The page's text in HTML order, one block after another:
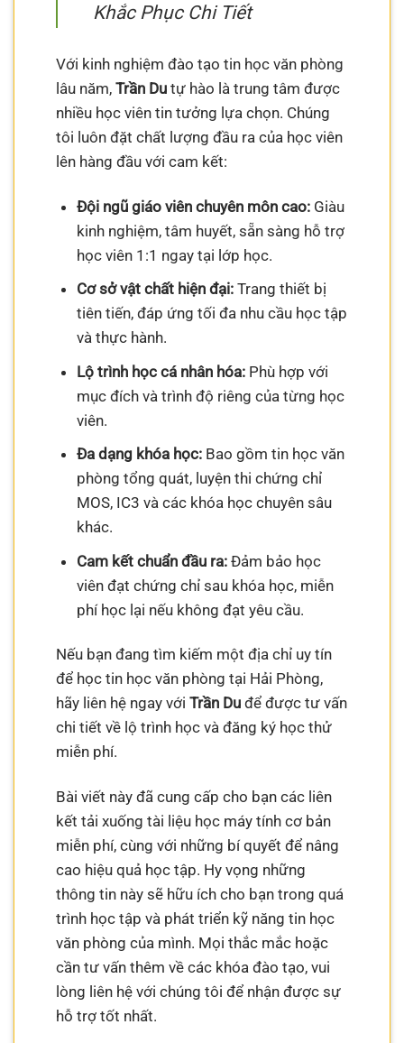
Khắc Phục Chi Tiết
Với kinh nghiệm đào tạo tin học văn phòng
lâu năm,Trần Du tự hào là trung tâm được
nhiều học viên tin tưởng lựa chọn. Chúng
tôi luôn đặt chất lượng đầu ra của học viên
lên hàng đầu với cam kết:
Đội ngũ giáo viên chuyên môn cao:Giàu
kinh nghiệm, tâm huyết, sẵn sàng hỗ trợ
học viên 1:1 ngay tại lớp học.
Cơ sở vật chất hiện đại:Trang thiết bị
tiên tiến, đáp ứng tối đa nhu cầu học tập
và thực hành.
Lộ trình học cá nhân hóa:Phù hợp với
mục đích và trình độ riêng của từng học
viên.
Đa dạng khóa học:Bao gồm tin học văn
phòng tổng quát, luyện thi chứng chỉ
MOS, IC3 và các khóa học chuyên sâu
khác.
Cam kết chuẩn đầu ra:Đảm bảo học
viên đạt chứng chỉ sau khóa học, miễn
phí học lại nếu không đạt yêu cầu.
Nếu bạn đang tìm kiếm một địa chỉ uy tín
để học tin học văn phòng tại Hải Phòng,
hãy liên hệ ngay vớiTrần Du để được tư vấn
chi tiết về lộ trình học và đăng ký học thử
miễn phí.
Bài viết này đã cung cấp cho bạn các liên
kết tải xuống tài liệu học máy tính cơ bản
miễn phí, cùng với những bí quyết để nâng
cao hiệu quả học tập. Hy vọng những
thông tin này sẽ hữu ích cho bạn trong quá
trình học tập và phát triển kỹ năng tin học
văn phòng của mình. Mọi thắc mắc hoặc
cần tư vấn thêm về các khóa đào tạo, vui
lòng liên hệ với chúng tôi để nhận được sự
hỗ trợ tốt nhất.